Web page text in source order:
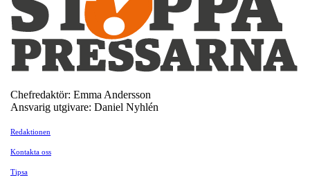
Chefredaktör: Emma Andersson
Ansvarig utgivare: Daniel Nyhlén
Redaktionen
Kontakta oss
Tipsa